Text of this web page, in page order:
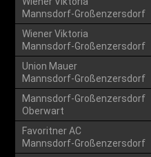
Mannsdorf-Großenzersdorf
Wiener Viktoria
Mannsdorf-Großenzersdorf
Union Mauer
Mannsdorf-Großenzersdorf
Mannsdorf-Großenzersdorf
Oberwart
Favoritner AC
Mannsdorf-Großenzersdorf